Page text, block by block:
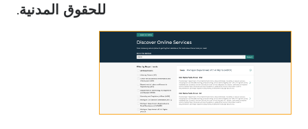
للحقوق المدنية.